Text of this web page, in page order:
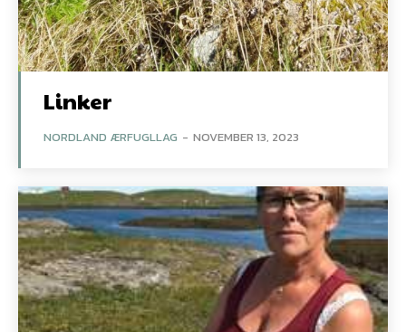
Linker
NORDLAND ÆRFUGLLAG - NOVEMBER 13, 2023